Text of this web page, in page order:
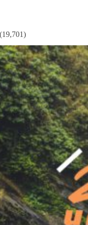
(19,701)